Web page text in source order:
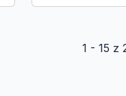
1 - 15 z